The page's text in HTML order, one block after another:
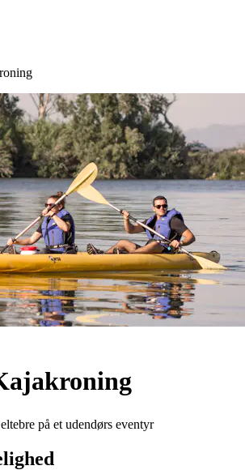
på et udendørs eventyr